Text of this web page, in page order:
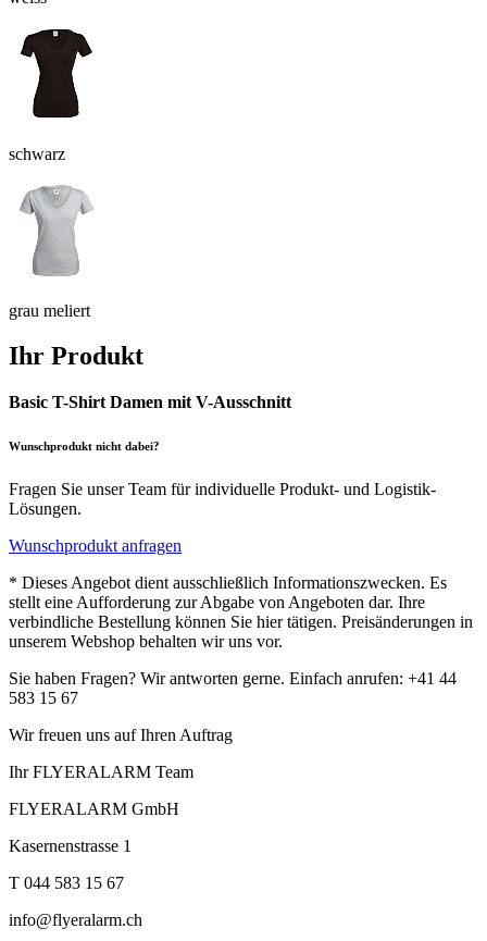
schwarz
grau meliert
Ihr Produkt
Basic T-Shirt Damen mit V-Ausschnitt
Wunschprodukt nicht dabei?
Fragen Sie unser Team für individuelle Produkt- und Logistik-
Lösungen.
Wunschprodukt anfragen
* Dieses Angebot dient ausschließlich Informationszwecken. Es
stellt eine Aufforderung zur Abgabe von Angeboten dar. Ihre
verbindliche Bestellung können Sie hier tätigen. Preisänderungen in
unserem Webshop behalten wir uns vor.
Sie haben Fragen? Wir antworten gerne. Einfach anrufen: +41 44
583 15 67
Wir freuen uns auf Ihren Auftrag
Ihr FLYERALARM Team
FLYERALARM GmbH
Kasernenstrasse 1
T 044 583 15 67
info@flyeralarm.ch